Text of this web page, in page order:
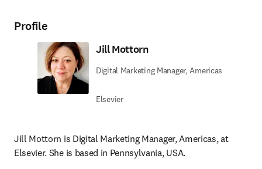
Profile
Jill Mottorn
Digital Marketing Manager, Americas
Elsevier
Jill Mottorn is Digital Marketing Manager, Americas, at
Elsevier. She is based in Pennsylvania, USA.